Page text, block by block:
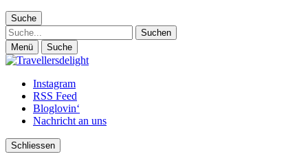
Suche
Suche
Menü Suche
Instagram
RSS Feed
Bloglovin‘
Nachricht an uns
Schliessen